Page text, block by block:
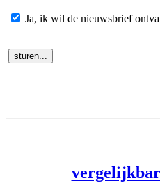
Ja, ik wil de nieuwsbrief